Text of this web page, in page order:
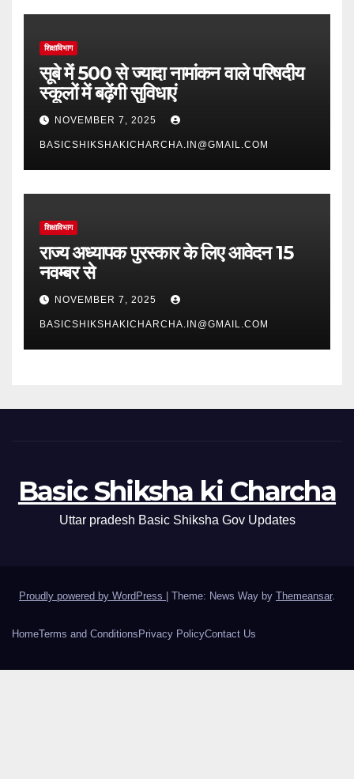
शिक्षाविभाग
सूबे में 500 से ज्यादा नामांकन वाले परिषदीय
स्कूलों में बढ़ेंगी सुविधाएं
NOVEMBER 7, 2025
BASICSHIKSHAKICHARCHA.IN@GMAIL.COM
शिक्षाविभाग
राज्य अध्यापक पुरस्कार के लिए आवेदन 15
नवम्बर से
NOVEMBER 7, 2025
BASICSHIKSHAKICHARCHA.IN@GMAIL.COM
Basic Shiksha ki Charcha
Uttar pradesh Basic Shiksha Gov Updates
Proudly powered by WordPress Theme: News Way by Themeansar.
HomeTerms and Conditions Privacy PolicyContact Us